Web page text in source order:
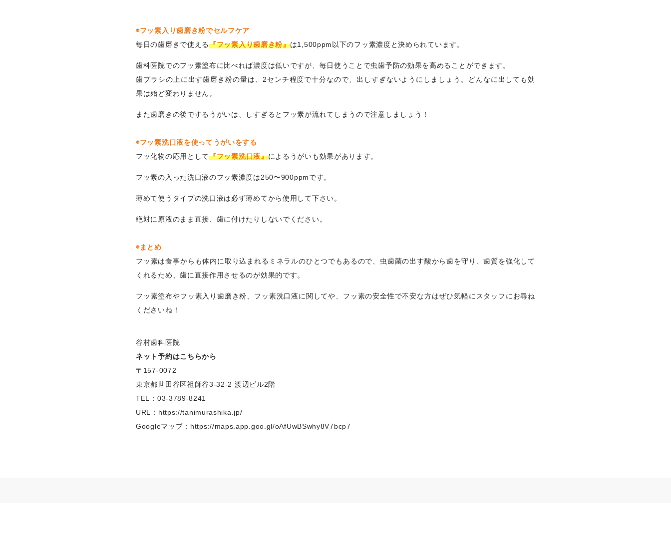
◉フッ素入り歯磨き粉でセルフケア
毎日の歯磨きで使える『フッ素入り歯磨き粉』は1,500ppm以下のフッ素濃度と決められています。
歯科医院でのフッ素塗布に比べれば濃度は低いですが、毎日使うことで虫歯予防の効果を高めることができます。
歯ブラシの上に出す歯磨き粉の量は、2センチ程度で十分なので、出しすぎないようにしましょう。どんなに出しても効
果は殆ど変わりません。
また歯磨きの後でするうがいは、しすぎるとフッ素が流れてしまうので注意しましょう！
◉フッ素洗口液を使ってうがいをする
フッ化物の応用として『フッ素洗口液』によるうがいも効果があります。
フッ素の入った洗口液のフッ素濃度は250〜900ppmです。
薄めて使うタイプの洗口液は必ず薄めてから使用して下さい。
絶対に原液のまま直接、歯に付けたりしないでください。
◉まとめ
フッ素は食事からも体内に取り込まれるミネラルのひとつでもあるので、虫歯菌の出す酸から歯を守り、歯質を強化して
くれるため、歯に直接作用させるのが効果的です。
フッ素塗布やフッ素入り歯磨き粉、フッ素洗口液に関してや、フッ素の安全性で不安な方はぜひ気軽にスタッフにお尋ね
くださいね！
谷村歯科医院
ネット予約はこちらから
〒157-0072
東京都世田谷区祖師谷3-32-2 渡辺ビル2階
TEL：03-3789-8241
URL： https://tanimurashika.jp/
Googleマップ： https://maps.app.goo.gl/oAfUwBSwhy8V7bcp7